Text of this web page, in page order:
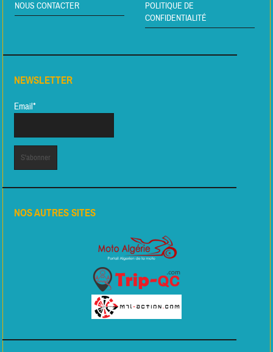
NOUS CONTACTER
POLITIQUE DE
CONFIDENTIALITÉ
NEWSLETTER
Email*
NOS AUTRES SITES